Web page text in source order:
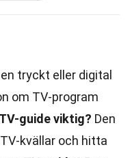
tryckt eller digital
om TV-program
guide viktig? Den
kvällar och hitta